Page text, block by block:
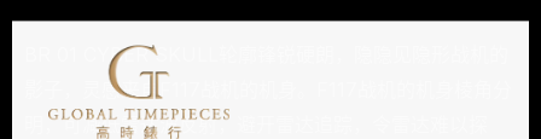
BR 01 CYBER SKULL轮廓锋锐硬朗，隐隐见隐形战机的
影子，灵感来自F117战机的机身。F117战机的机身棱角分
明，可减低雷达波反射，避开雷达追踪，令雷达难以探